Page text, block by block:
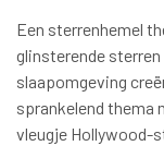
Een sterrenhemel
glinsterende sterren
slaapomgeving
sprankelend thema
vleugje Hollywood-